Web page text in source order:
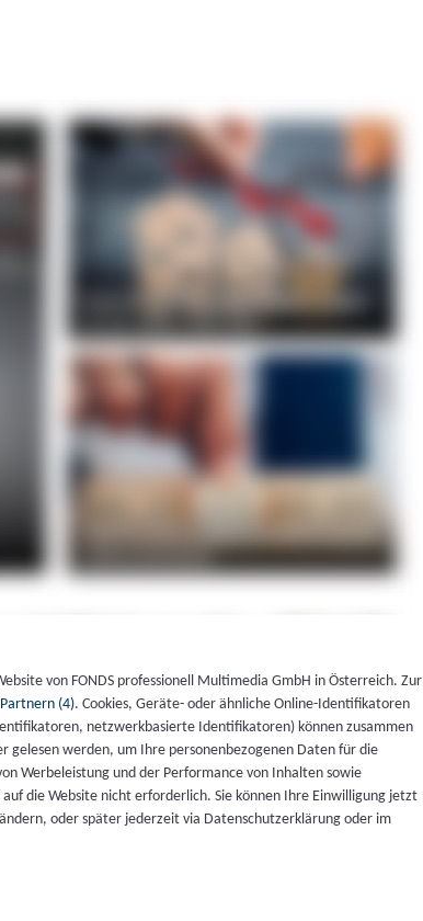
von FONDS professionell Multimedia GmbH in Österreich. Zur
Partnern (4). Cookies, Geräte- oder ähnliche Online-Identifikatoren
netzwerkbasierte Identifikatoren) können zusammen
werden, um Ihre personenbezogenen Daten für die
Werbeleistung und der Performance von Inhalten sowie
die Website nicht erforderlich. Sie können Ihre Einwilligung jetzt
oder später jederzeit via Datenschutzerklärung oder im